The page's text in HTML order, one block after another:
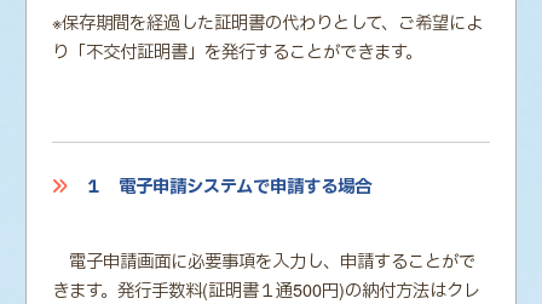
※保存期間を経過した証明書の代わりとして、ご希望によ
り「不交付証明書」を発行することができます。
１ 電子申請システムで申請する場合
電子申請画面に必要事項を入力し、申請することがで
きます。発行手数料(証明書１通500円)の納付方法はクレ